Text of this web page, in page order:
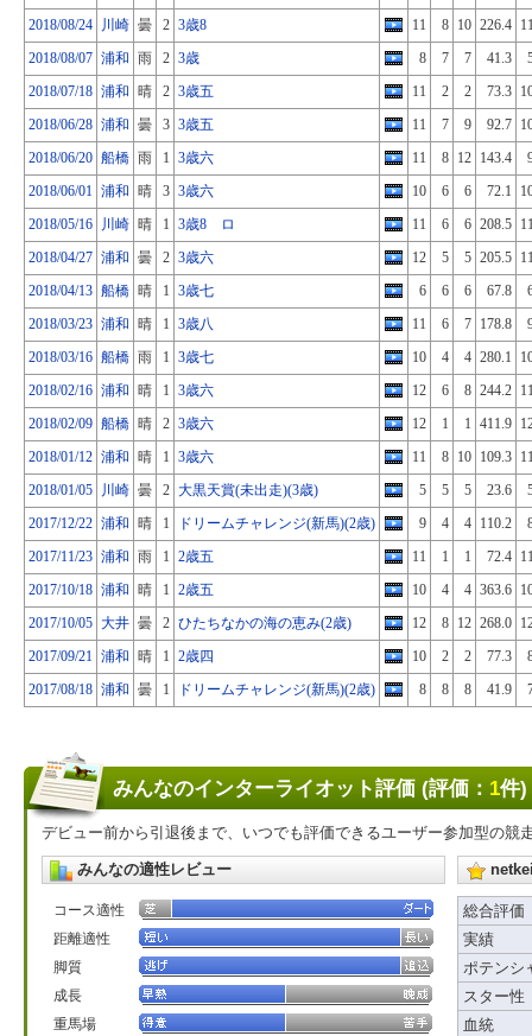
2018/08/24
川崎 曇 2 3歳8 11 8 10 226.4
2018/08/07 浦和 雨 2 3歳 8 7 7 41.3
2018/07/18 浦和 晴 2 3歳五 11 2 2 73.3
2018/06/28 浦和 曇 3 3歳五 11 7 9 92.7
2018/06/20 船橋 雨 1 3歳六 11 8 12 143.4
2018/06/01 浦和 晴 3 3歳六 10 6 6 72.1
2018/05/16
川崎 晴 1 3歳8 ロ 11 6 6 208.5
2018/04/27 浦和 曇 2 3歳六 12 5 5 205.5
2018/04/13 船橋 晴 1 3歳七 6 6 6 67.8
2018/03/23 浦和 晴 1 3歳八 11 6 7 178.8
2018/03/16 船橋 雨 1 3歳七 10 4 4 280.1
2018/02/16 浦和 晴 1 3歳六 12 6 8 244.2
2018/02/09 船橋 晴 2 3歳六 12 1 1 411.9
2018/01/12 浦和 晴 1 3歳六 11 8 10 109.3
2018/01/05
川崎 曇 2 大黒天賞(未出走)(3歳) 5 5 5 23.6
2017/12/22 浦和 晴 1 ドリームチャレンジ(新馬)(2歳) 9 4 4 110.2
2017/11/23 浦和 雨 1 2歳五 11 1 1 72.4
2017/10/18 浦和 晴 1 2歳五 10 4 4 363.6
2017/10/05 大井 曇 2 ひたちなかの海の恵み(2歳) 12 8 12 268.0
2017/09/21 浦和 晴 1 2歳四 10 2 2 77.3
2017/08/18 浦和 曇 1 ドリームチャレンジ(新馬)(2歳) 8 8 8 41.9
みんなのインターライオット評価 (評価： 1件)
デビュー前から引退後まで、いつでも評価できるユーザー参加型の競
みんなの適性レビュー
コース適性
距離適性
脚質
成長
重馬場
総合評価
実績
ポテンシ
スター性
血統